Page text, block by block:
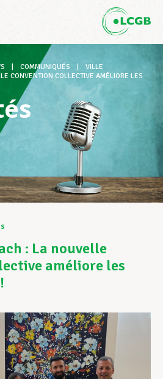
DE
Travail
professionnel
COMMUNIQUÉS
VILLE
CONVENTION COLLECTIVE AMÉLIORE LES
: La nouvelle
améliore les